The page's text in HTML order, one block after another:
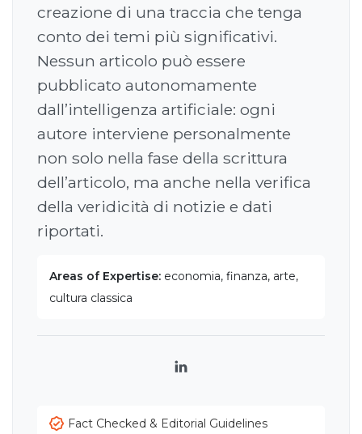
creazione di una traccia che tenga
conto dei temi più significativi.
Nessun articolo può essere
pubblicato autonomamente
dall’intelligenza artificiale: ogni
autore interviene personalmente
non solo nella fase della scrittura
dell’articolo, ma anche nella verifica
della veridicità di notizie e dati
riportati.
Areas of Expertise: economia, finanza, arte,
cultura classica
LinkedIn
Fact Checked & Editorial Guidelines